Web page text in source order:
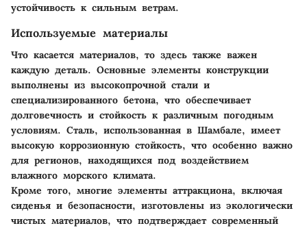
устойчивость к сильным ветрам.
Используемые материалы
Что касается материалов, то здесь также важен
каждую деталь. Основные элементы конструкции
выполнены из высокопрочной стали и
специализированного бетона, что обеспечивает
долговечность и стойкость к различным погодным
условиям. Сталь, использованная в Шамбале, имеет
высокую коррозионную стойкость, что особенно важно
для регионов, находящихся под воздействием
влажного морского климата.
Кроме того, многие элементы аттракциона, включая
сиденья и безопасности, изготовлены из экологически
чистых материалов, что подтверждает современный